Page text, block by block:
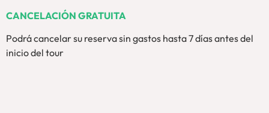
CANCELACIÓN GRATUITA
Podrá cancelar su reserva sin gastos hasta 7 días antes del
inicio del tour